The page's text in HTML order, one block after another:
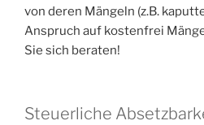
von deren Mängeln (z.B.
Anspruch auf kostenfrei
Sie sich beraten!
Steuerliche